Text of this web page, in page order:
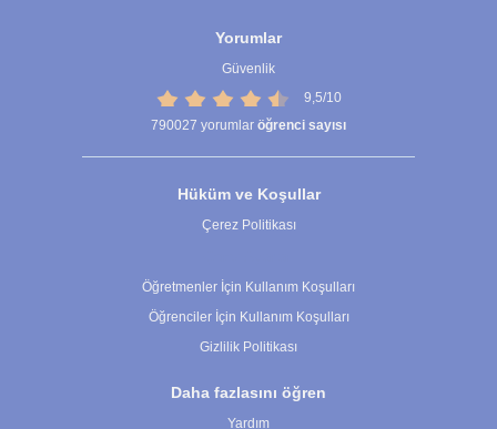
Yorumlar
Güvenlik
9,5/10
790027 yorumlar öğrenci sayısı
Hüküm ve Koşullar
Çerez Politikası
Öğretmenler İçin Kullanım Koşulları
Öğrenciler İçin Kullanım Koşulları
Gizlilik Politikası
Daha fazlasını öğren
Yardım